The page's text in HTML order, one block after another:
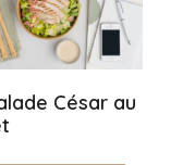
César au